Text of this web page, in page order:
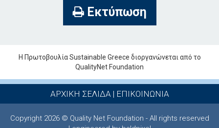
Εκτύπωση
Η Πρωτοβουλία Sustainable Greece διοργανώνεται από το
QualityNet Foundation
ΑΡΧΙΚΗ ΣΕΛΙΔΑ| ΕΠΙΚΟΙΝΩΝΙΑ
Copyright 2026 © Quality Net Foundation - All rights reserved